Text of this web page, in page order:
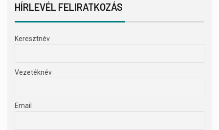
HÍRLEVÉL FELIRATKOZÁS
Keresztnév
Vezetéknév
Email